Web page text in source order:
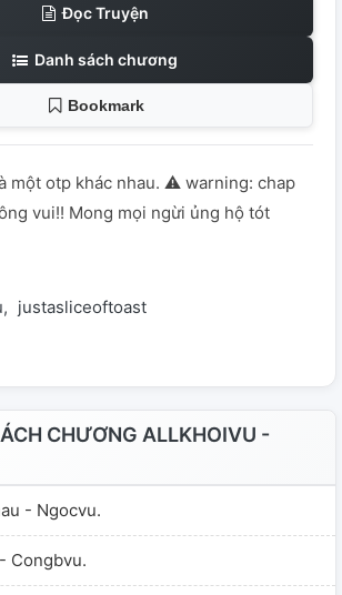
Đọc Truyện
Danh sách chương
Bookmark
một otp khác nhau. ⚠️ warning: chap
vui!! Mong mọi ngừi ủng hộ tót
justasliceoftoast
CHƯƠNG ALLKHOIVU -
- Ngocvu.
Congbvu.